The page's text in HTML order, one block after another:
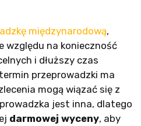
międzynarodową,
względu na konieczność
i dłuższy czas
przeprowadzki ma
mogą wiązać się z
jest inna, dlatego
darmowej wyceny, aby